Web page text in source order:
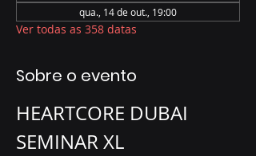
qua., 14 de out., 19:00
Ver todas as 358 datas
Sobre o evento
HEARTCORE DUBAI
SEMINAR XL